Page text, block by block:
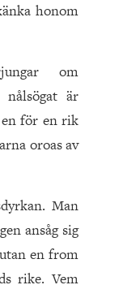
honom
om
nålsögat är
för en rik
oroas av
Man
ansåg sig
en from
rike. Vem